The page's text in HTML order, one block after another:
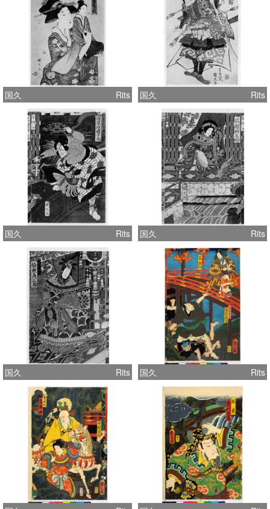
国久 Rits 国久 Rits
国久 Rits 国久 Rits
国久 Rits 国久 Rits